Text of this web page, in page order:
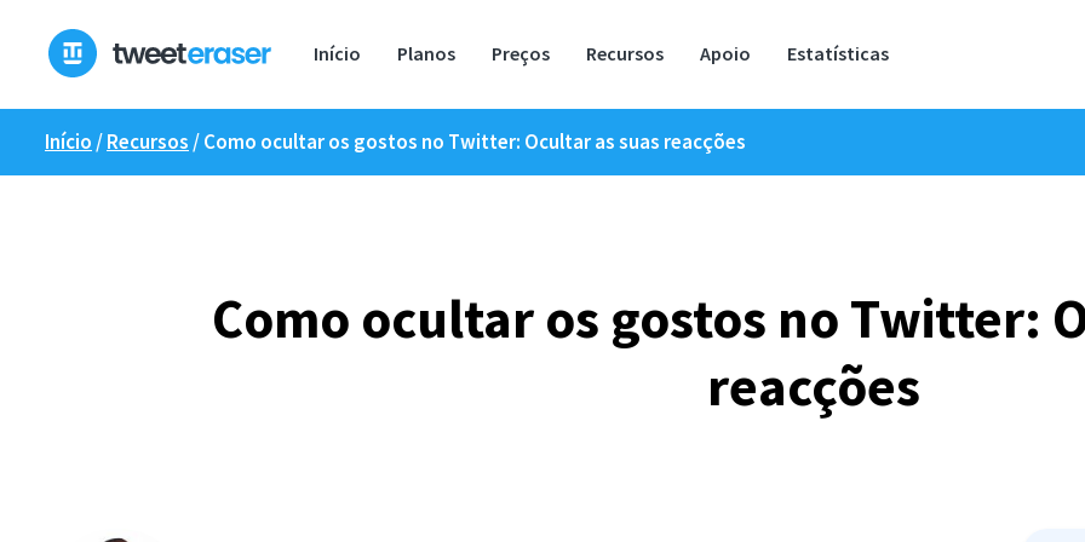
conteúdo
Início Planos Preços Recursos Apoio Estatísticas
Início /Recursos /Como ocultar os gostos no Twitter: Ocultar as suas reacções
Como ocultar os gostos no Twitter:
reacções